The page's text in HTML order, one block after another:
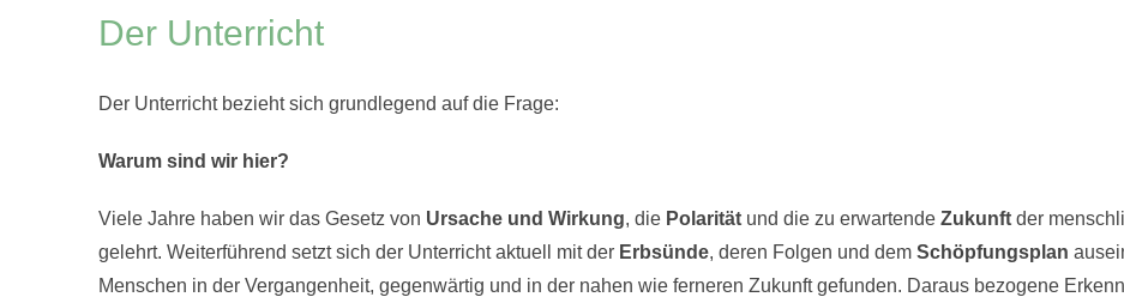
Der Unterricht
Der Unterricht bezieht sich grundlegend auf die Frage:
Warum sind wir hier?
Viele Jahre haben wir das Gesetz von Ursache und Wirkung, die Polarität und die zu erwartende Zukunft der
gelehrt. Weiterführend setzt sich der Unterricht aktuell mit der Erbsünde, deren Folgen und dem Schöpfungsplan
Menschen in der Vergangenheit, gegenwärtig und in der nahen wie ferneren Zukunft gefunden. Daraus bezogene